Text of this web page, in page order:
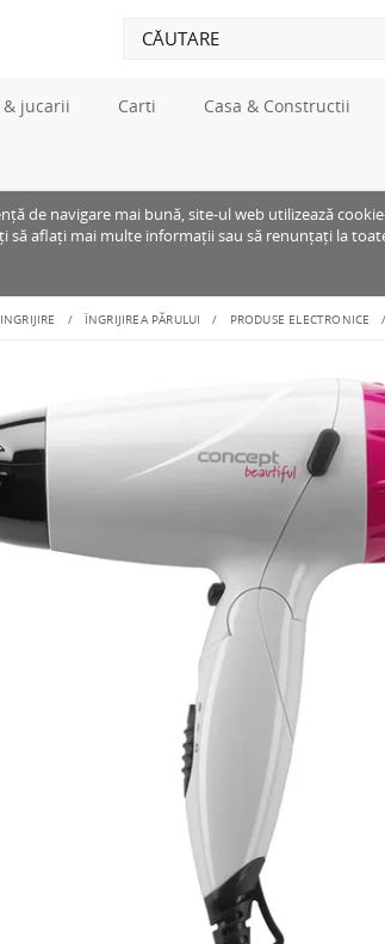
& jucarii Carti Casa & Constructii
de navigare mai bună, site-ul web utilizează
să aflați mai multe informații sau să renunțați la
ÎNGRIJIREA PĂRULUI PRODUSE ELECTRONICE